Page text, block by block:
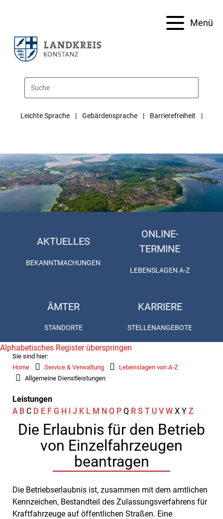
Menü
Leichte Sprache Gebärdensprache Barrierefreiheit
AKTUELLES
BEKANNTMACHUNGEN
ONLINE-
TERMINE
LEBENSLAGEN A-Z
ÄMTER
STANDORTE
KARRIERE
STELLENANGEBOTE
Sie sind hier:
Home
Service & Verwaltung
Lebenslagen von A-Z
Allgemeine Dienstleistungen
Leistungen
Alphabetisches Register überspringen
A B C D E F G H I J K L M N O P Q R S T U V W X Y Z
Die Erlaubnis für den Betrieb
von Einzelfahrzeugen
beantragen
Die Betriebserlaubnis ist, zusammen mit dem amtlichen
Kennzeichen, Bestandteil des Zulassungsverfahrens für
Kraftfahrzeuge auf öffentlichen Straßen. Eine